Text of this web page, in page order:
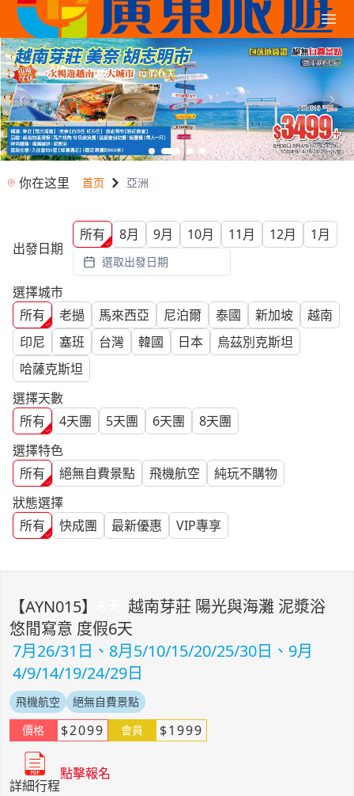
你在这里 首页 亞洲
出發日期
所有 8月 9月 10月 11月 12月 1月
選取出發日期
選擇城市
所有
老撾 馬來西亞 尼泊爾 泰國 新加坡
越南
印尼
塞班 台灣 韓國 日本
烏茲別克斯坦
哈薩克斯坦
選擇天數
所有
4天團 5天團 6天團 8天團
選擇特色
所有
絕無自費景點 飛機航空
純玩不購物
狀態選擇
所有
快成團 最新優惠 VIP專享
【AYN015】
越南芽莊 陽光與海灘 泥漿浴
悠閒寫意 度假6天
7月26/31日、8月5/10/15/20/25/30日、9月
4/9/14/19/24/29日
飛機航空
絕無自費景點
價格
$2099 會員 $1999
詳細行程
點擊報名